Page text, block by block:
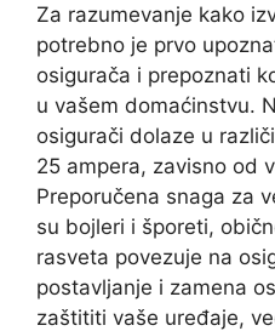
Za razumevanje kako
potrebno je prvo
osigurača i prepoznati
u vašem domaćinstvu.
osigurači dolaze u
25 ampera, zavisno od
Preporučena snaga za
su bojleri i šporeti,
rasveta povezuje na
postavljanje i zamena
zaštititi vaše uređaje,